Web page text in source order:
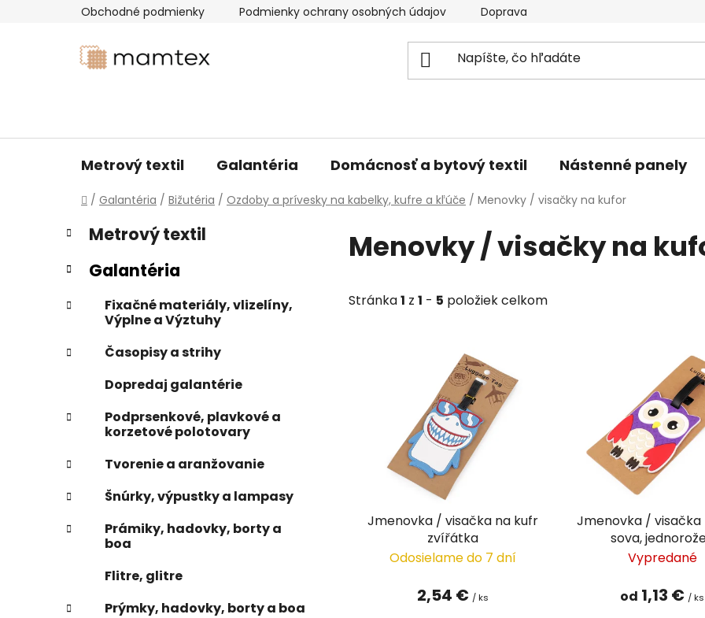
Obchodné podmienky Podmienky ochrany osobných údajov Doprava a platba
Metrový textil Galantéria Domácnosť a bytový textil Nástenné panely
Domov
/ Galantéria / Bižutéria / Ozdoby a prívesky na kabelky, kufre a kľúče / Menovky / visačky na kufor
B
o
č
ý
a
l
Preskočiť
kategórie
K
a
t
e
ó
i
e
Metrový textil
Galantéria
Fixačné materiály, vlizelíny,
Výplne a Výztuhy
Časopisy a strihy
Dopredaj galantérie
Podprsenkové, plavkové a
korzetové polotovary
Tvorenie a aranžovanie
Šnúrky, výpustky a lampasy
Prámiky, hadovky, borty a
boa
Flitre, glitre
Prýmky, hadovky, borty a boa
Menovky / visačky na
Stránka1 z 1 - 5 položiek celkom
Jmenovka / visačka na kufr
zvířátka
Odosielame do 7 dní
2,54 € / ks
Jmenovka / visačka
sova,
Vypredané
od 1,13 € / ks